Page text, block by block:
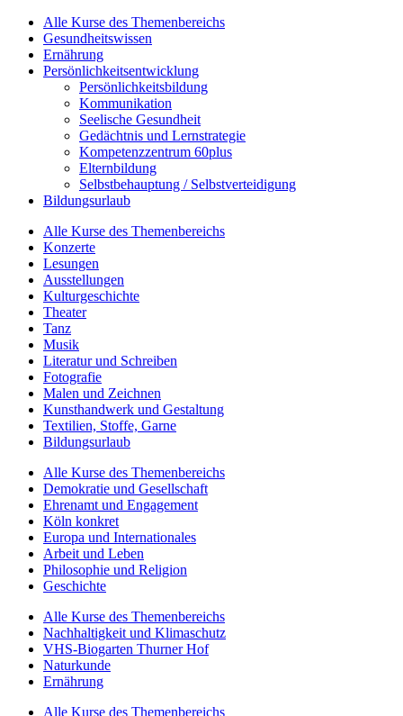
Alle Kurse des Themenbereichs
Gesundheitswissen
Ernährung
Persönlichkeitsentwicklung
Persönlichkeitsbildung
Kommunikation
Seelische Gesundheit
Gedächtnis und Lernstrategie
Kompetenzzentrum 60plus
Elternbildung
Selbstbehauptung / Selbstverteidigung
Bildungsurlaub
Alle Kurse des Themenbereichs
Konzerte
Lesungen
Ausstellungen
Kulturgeschichte
Theater
Tanz
Musik
Literatur und Schreiben
Fotografie
Malen und Zeichnen
Kunsthandwerk und Gestaltung
Textilien, Stoffe, Garne
Bildungsurlaub
Alle Kurse des Themenbereichs
Demokratie und Gesellschaft
Ehrenamt und Engagement
Köln konkret
Europa und Internationales
Arbeit und Leben
Philosophie und Religion
Geschichte
Alle Kurse des Themenbereichs
Nachhaltigkeit und Klimaschutz
VHS-Biogarten Thurner Hof
Naturkunde
Ernährung
Alle Kurse des Themenbereichs